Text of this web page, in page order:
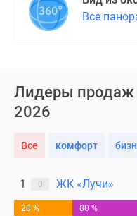
Все
Лидеры продаж
2026
Все комфорт
1 0 ЖК «Лучи»
20 % 80 %